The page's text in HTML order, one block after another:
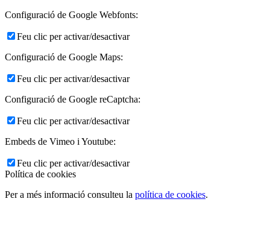
Configuració de Google Webfonts:
Feu clic per activar/desactivar
Configuració de Google Maps:
Feu clic per activar/desactivar
Configuració de Google reCaptcha:
Feu clic per activar/desactivar
Embeds de Vimeo i Youtube:
Feu clic per activar/desactivar
Política de cookies
Per a més informació consulteu la política de cookies.